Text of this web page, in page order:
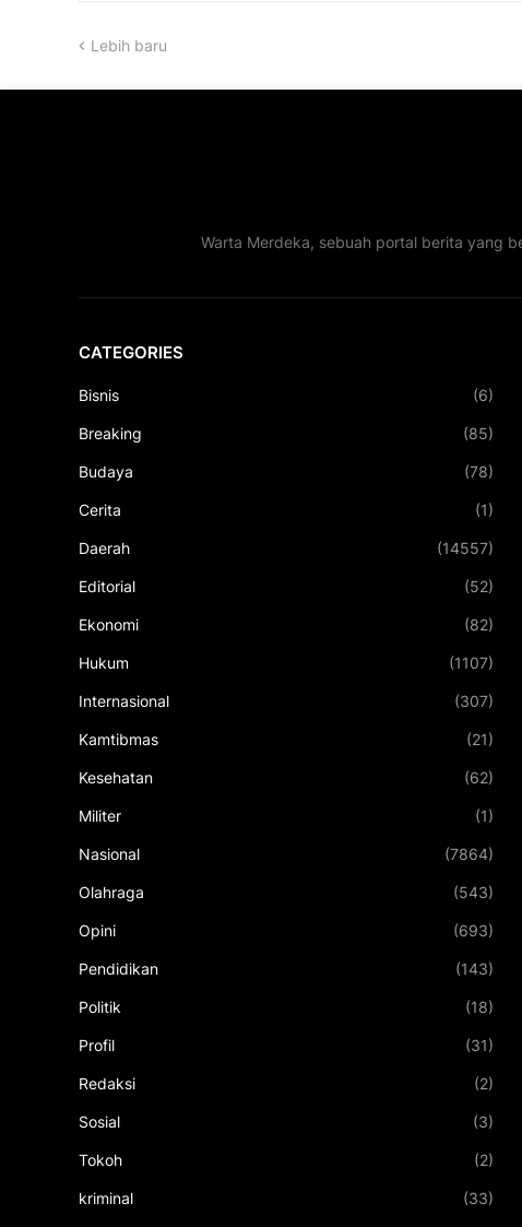
Lebih baru
Warta Merdeka, sebuah portal berita yang
CATEGORIES
Bisnis (6)
Breaking (85)
Budaya (78)
Cerita (1)
Daerah (14557)
Editorial (52)
Ekonomi (82)
Hukum (1107)
Internasional (307)
Kamtibmas (21)
Kesehatan (62)
Militer (1)
Nasional (7864)
Olahraga (543)
Opini (693)
Pendidikan (143)
Politik (18)
Profil (31)
Redaksi (2)
Sosial (3)
Tokoh (2)
kriminal (33)